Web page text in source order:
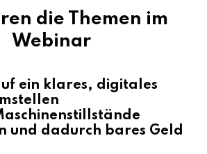
die Themen im
Webinar
ein klares, digitales
und dadurch bares Geld